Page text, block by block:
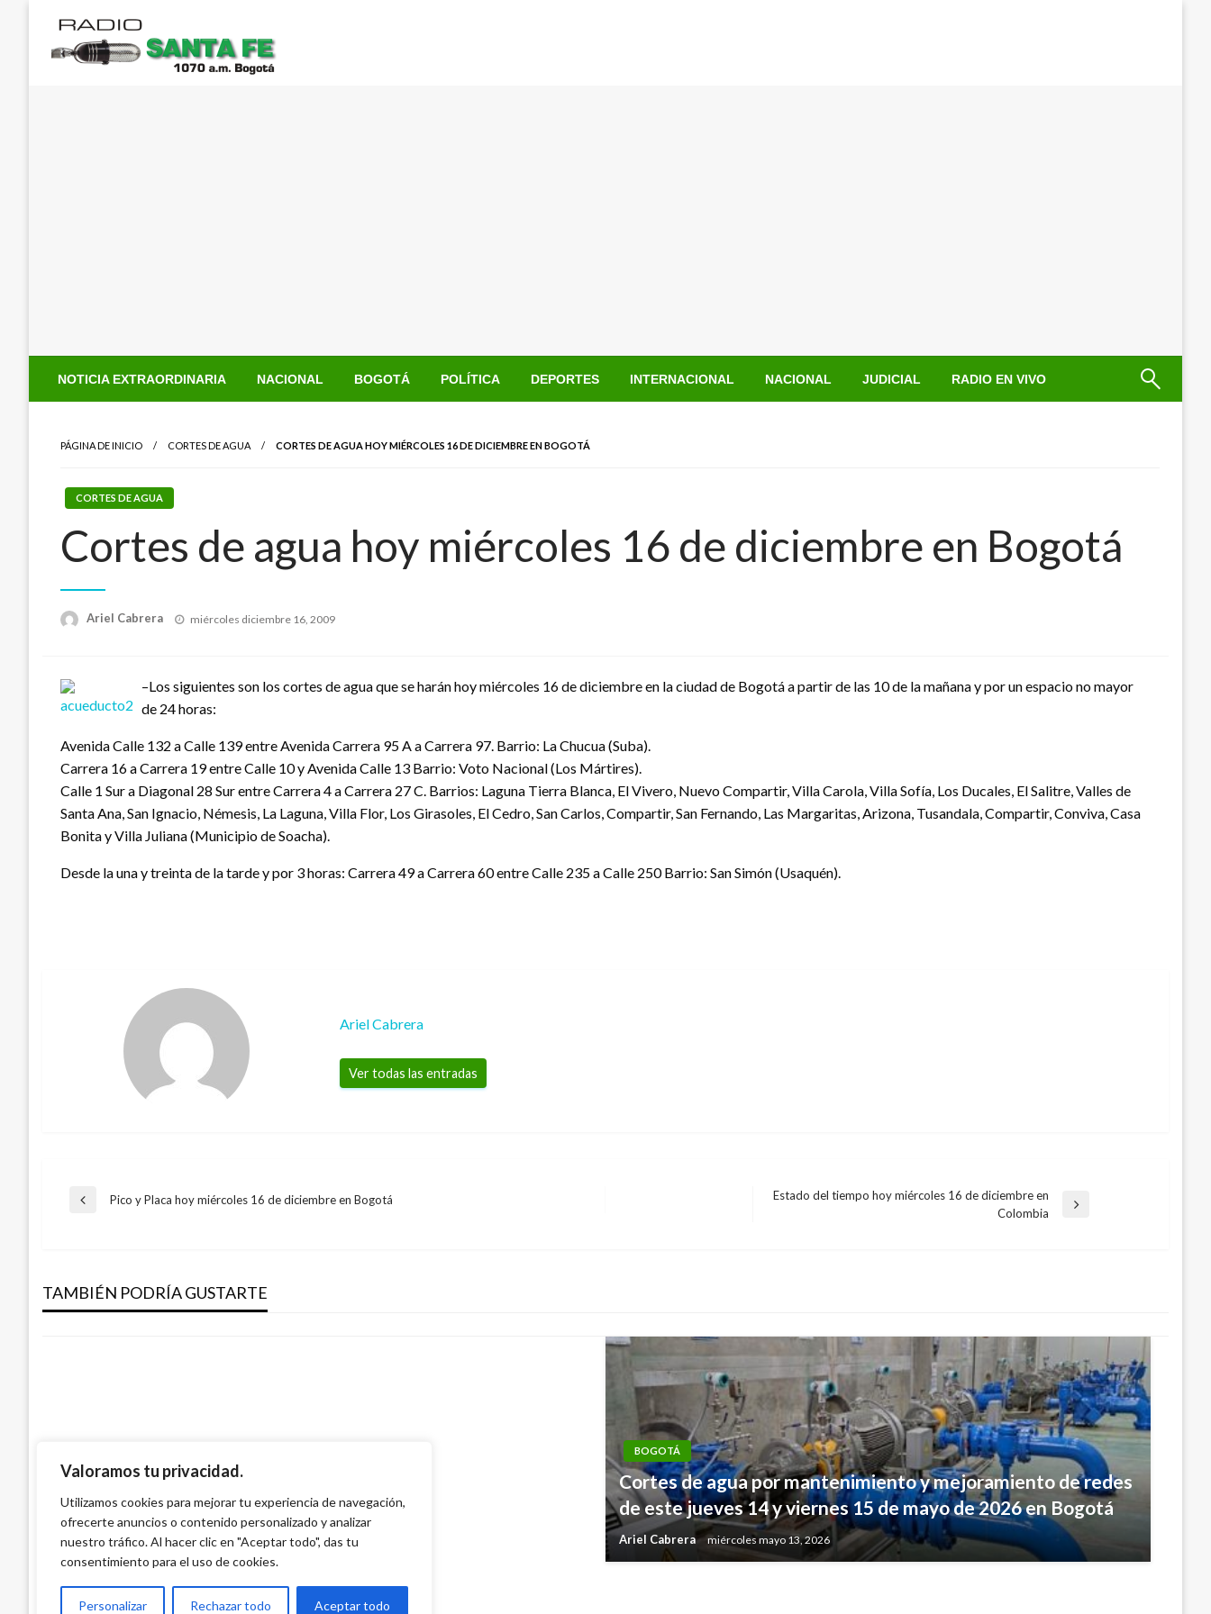
Valoramos tu privacidad.
Utilizamos cookies para mejorar tu experiencia de navegación,
ofrecerte anuncios o contenido personalizado y analizar
nuestro tráfico. Al hacer clic en "Aceptar todo", das tu
consentimiento para el uso de cookies.
Personalizar Rechazar todo Aceptar todo
contenido
NOTICIA EXTRAORDINARIA NACIONAL BOGOTÁ POLÍTICA DEPORTES INTERNACIONAL NACIONAL JUDICIAL RADIO EN VIVO
PÁGINA DE INICIO CORTES DE AGUA CORTES DE AGUA HOY MIÉRCOLES 16 DE DICIEMBRE EN BOGOTÁ
CORTES DE AGUA
Cortes de agua hoy miércoles 16 de diciembre en Bogotá
Ariel Cabrera
Publicado
miércoles diciembre 16, 2009
–Los siguientes son los cortes de agua que se harán hoy miércoles 16 de diciembre en la ciudad de Bogotá a partir de las 10 de la mañana y por un espacio no mayor
de 24 horas:
Avenida Calle 132 a Calle 139 entre Avenida Carrera 95 A a Carrera 97. Barrio: La Chucua (Suba).
Carrera 16 a Carrera 19 entre Calle 10 y Avenida Calle 13 Barrio: Voto Nacional (Los Mártires).
Calle 1 Sur a Diagonal 28 Sur entre Carrera 4 a Carrera 27 C. Barrios: Laguna Tierra Blanca, El Vivero, Nuevo Compartir, Villa Carola, Villa Sofía, Los Ducales, El Salitre, Valles de
Santa Ana, San Ignacio, Némesis, La Laguna, Villa Flor, Los Girasoles, El Cedro, San Carlos, Compartir, San Fernando, Las Margaritas, Arizona, Tusandala, Compartir, Conviva, Casa
Bonita y Villa Juliana (Municipio de Soacha).
Desde la una y treinta de la tarde y por 3 horas: Carrera 49 a Carrera 60 entre Calle 235 a Calle 250 Barrio: San Simón (Usaquén).
Ariel Cabrera
Ver todas las entradas
Navegación
entradas
Entrada
Pico y Placa hoy miércoles 16 de diciembre en Bogotá
Estado del tiempo hoy miércoles 16 de diciembre en
Colombia
TAMBIÉN PODRÍA GUSTARTE
Cortes de agua para este jueves 18 de febrero en Bogotá
Ariel Cabrera jueves febrero 18, 2021
BOGOTÁ
Cortes de agua por mantenimiento y mejoramiento de redes
de este jueves 14 y viernes 15 de mayo de 2026 en Bogotá
Ariel Cabrera miércoles mayo 13, 2026
Cortes de agua para hoy miércoles 28 de mayo en Bogotá
Ariel Cabrera miércoles mayo 28, 2008
CORTES DE AGUA
Cortes de agua hoy miércoles 27 de junio en Bogotá
Ariel Cabrera miércoles junio 27, 2012